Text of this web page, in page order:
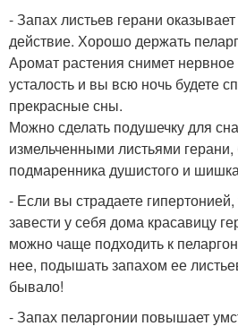
- Запах листьев герани
действие. Хорошо держать
Аромат растения снимет
усталость и вы всю ночь будете
прекрасные сны.
Можно сделать подушечку для
измельченными листьями
подмаренника душистого и
- Если вы страдаете
завести у себя дома красавицу
можно чаще подходить к
нее, подышать запахом ее
бывало!
- Запах пеларгонии повышает